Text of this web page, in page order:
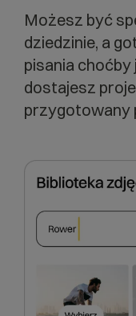
Możesz być
dziedzinie, a
pisania choćby
dostajesz
przygotowany